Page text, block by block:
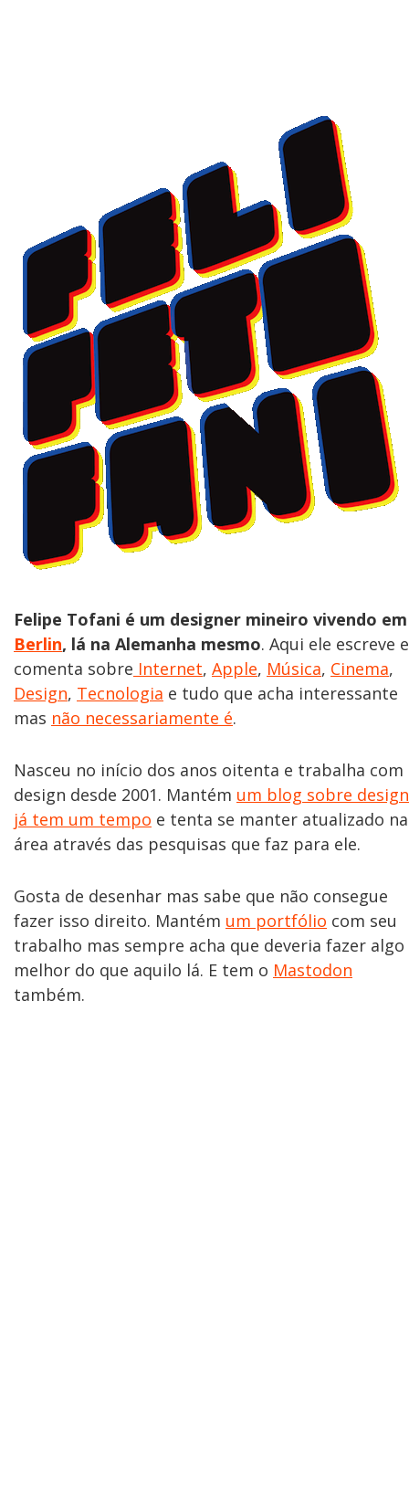
Felipe Tofani é um designer mineiro vivendo em
Berlin, lá na Alemanha mesmo. Aqui ele escreve e
comenta sobre Internet, Apple, Música, Cinema,
Design, Tecnologia e tudo que acha interessante
mas não necessariamente é.
Nasceu no início dos anos oitenta e trabalha com
design desde 2001. Mantém um blog sobre design
já tem um tempo e tenta se manter atualizado na
área através das pesquisas que faz para ele.
Gosta de desenhar mas sabe que não consegue
fazer isso direito. Mantém um portfólio com seu
trabalho mas sempre acha que deveria fazer algo
melhor do que aquilo lá. E tem o Mastodon
também.